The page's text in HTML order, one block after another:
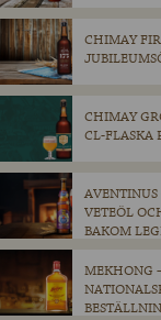
CHIMAY
CHIMAY
CL-FLASKA
AVENTINUS
VETEÖL
BAKOM
MEKHONG